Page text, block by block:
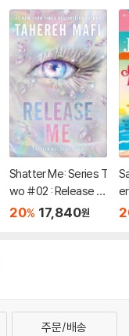
Shatter Me: Series T
wo #02 : Release M
e
20% 17,840원
주문/배송